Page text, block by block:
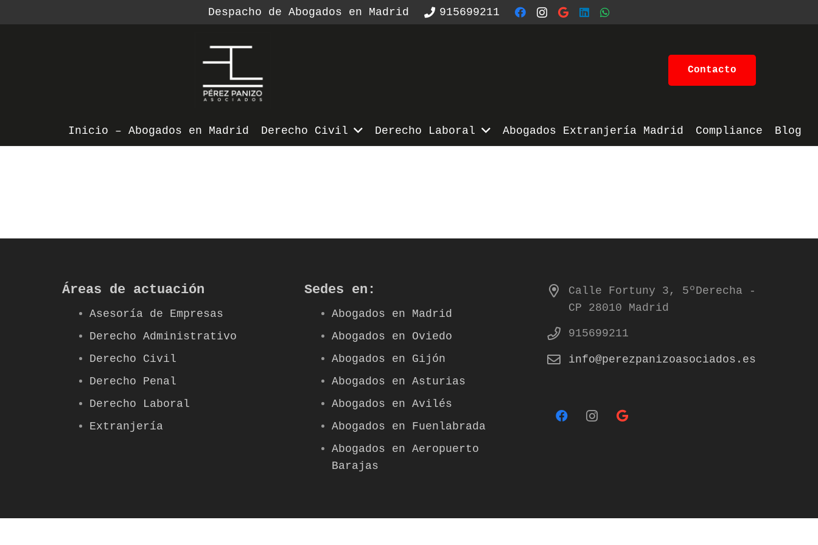
Despacho de Abogados en Madrid 915699211
Contacto
Inicio – Abogados en Madrid Derecho Civil Derecho Laboral Abogados Extranjería Madrid Compliance Blog
Áreas de actuación
Asesoría de Empresas
Derecho Administrativo
Derecho Civil
Derecho Penal
Derecho Laboral
Extranjería
Sedes en:
Abogados en Madrid
Abogados en Oviedo
Abogados en Gijón
Abogados en Asturias
Abogados en Avilés
Abogados en Fuenlabrada
Abogados en Aeropuerto
Barajas
Calle Fortuny 3, 5ºDerecha -
CP 28010 Madrid
915699211
info@perezpanizoasociados.es